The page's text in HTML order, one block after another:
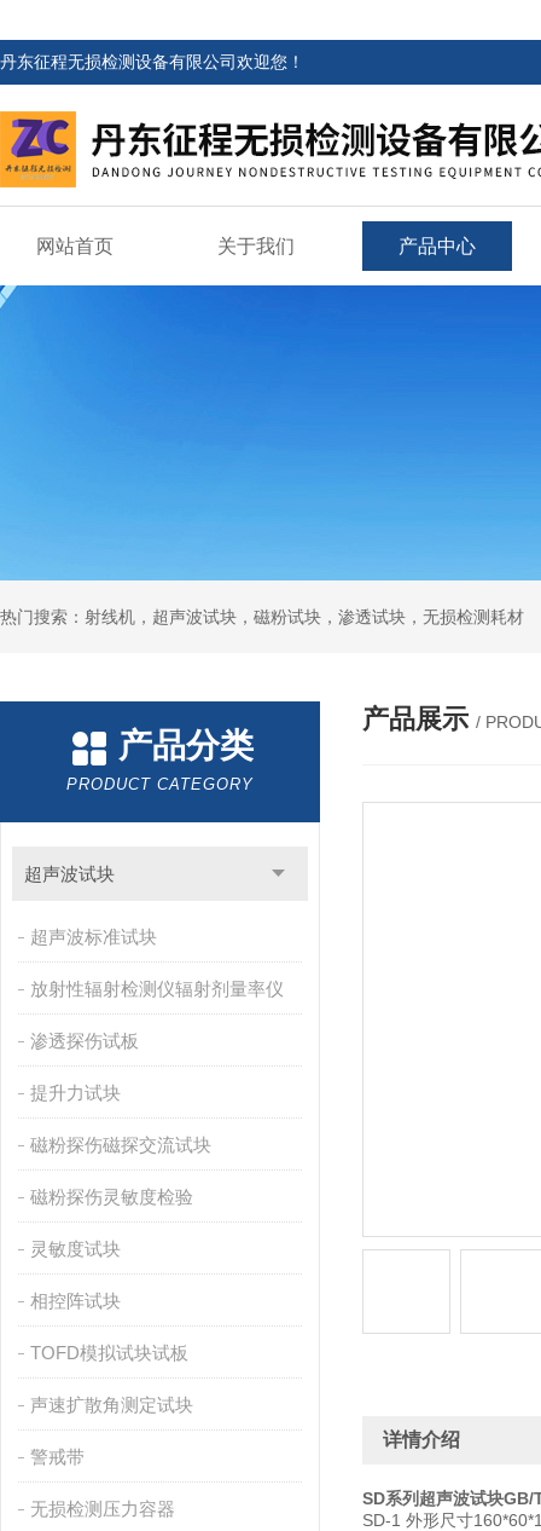
丹东征程无损检测设备有限公司欢迎您！
网站首页 关于我们 产品中心
热门搜索：射线机，超声波试块，磁粉试块，渗透试块，无损检测耗材
产品分类
PRODUCT CATEGORY
超声波试块
超声波标准试块
放射性辐射检测仪辐射剂量率仪
渗透探伤试板
提升力试块
磁粉探伤磁探交流试块
磁粉探伤灵敏度检验
灵敏度试块
相控阵试块
TOFD模拟试块试板
声速扩散角测定试块
警戒带
无损检测压力容器
产品展示 /
详情介绍
SD系列超声波试块GB/
SD-1 外形尺寸